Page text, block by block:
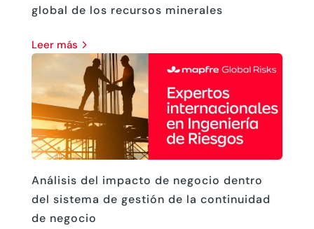
global de los recursos minerales
leer más
Análisis del impacto de negocio dentro
del sistema de gestión de la continuidad
de negocio